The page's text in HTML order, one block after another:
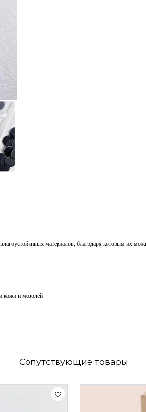
материалов, благодаря которым их
кожи и мозолей
Сопутствующие товары